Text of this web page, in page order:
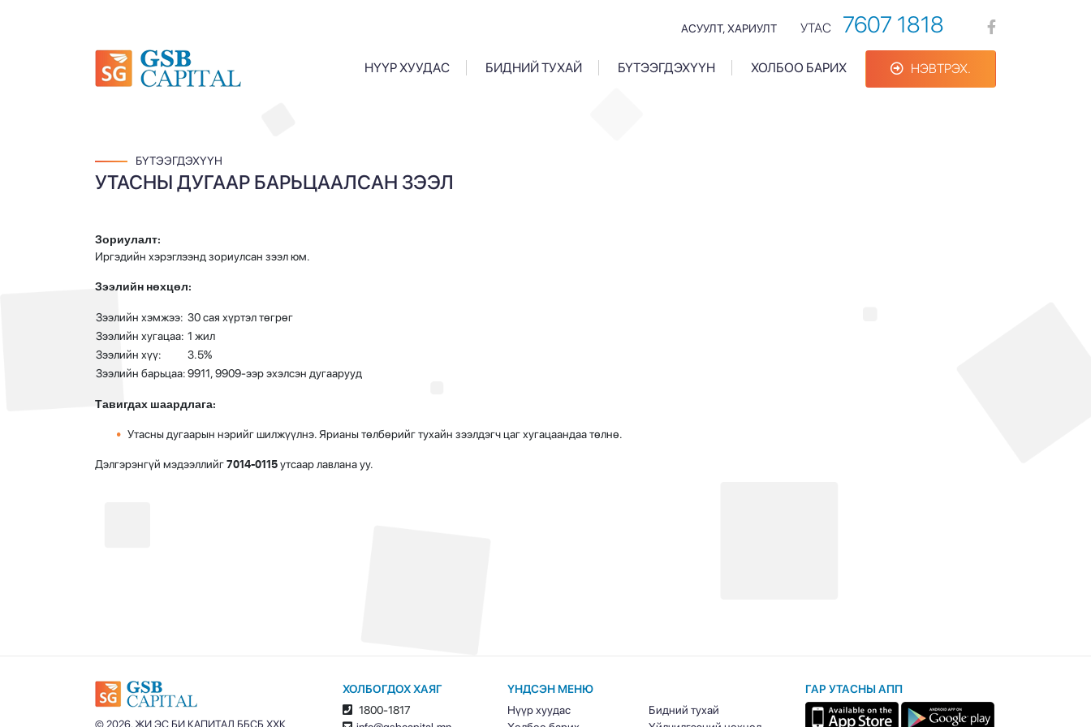
АСУУЛТ, ХАРИУЛТ УТАС 7607 1818
НҮҮР ХУУДАС БИДНИЙ ТУХАЙ БҮТЭЭГДЭХҮҮН ХОЛБОО БАРИХ НЭВТРЭХ.
БҮТЭЭГДЭХҮҮН
УТАСНЫ ДУГААР БАРЬЦААЛСАН ЗЭЭЛ
Зориулалт:
Иргэдийн хэрэглээнд зориулсан зээл юм.
Зээлийн нөхцөл:
Зээлийн хэмжээ: 30 сая хүртэл төгрөг
Зээлийн хугацаа: 1 жил
Зээлийн хүү:
3.5%
Зээлийн барьцаа:9911, 9909-ээр эхэлсэн дугаарууд
Тавигдах шаардлага:
Утасны дугаарын нэрийг шилжүүлнэ. Ярианы төлбөрийг тухайн зээлдэгч цаг хугацаандаа төлнө.
Дэлгэрэнгүй мэдээллийг7014-0115утсаар лавлана уу.
© 2026. ЖИ ЭС БИ КАПИТАЛ ББСБ ХХК
ХОЛБОГДОХ ХАЯГ
1800-1817
ҮНДСЭН МЕНЮ
Нүүр хуудас
Бидний тухай
ГАР УТАСНЫ АПП